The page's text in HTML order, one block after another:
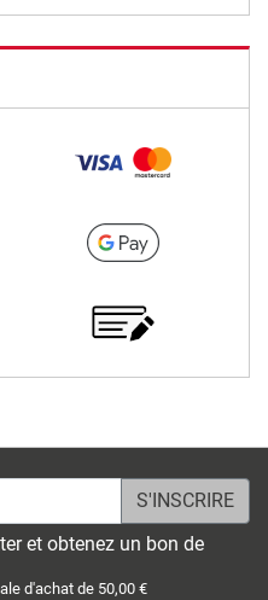
et obtenez un bon de
d'achat de 50,00 €